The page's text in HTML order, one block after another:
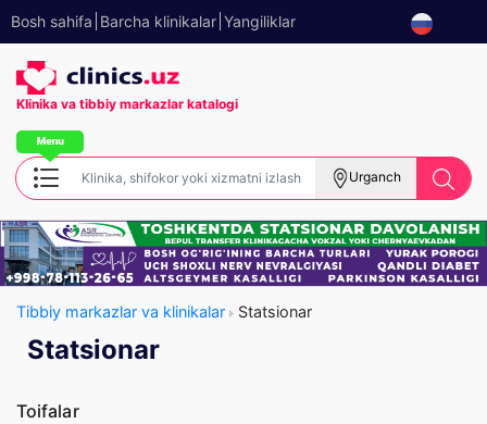
Bosh sahifa Barcha klinikalar Yangiliklar
Klinika va tibbiy markazlar katalogi
Urganch
Tibbiy markazlar va klinikalar Statsionar
Statsionar
Toifalar